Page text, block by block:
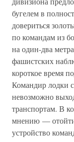
бугелем в
довериться
по командам из
на один-два
фашистских
короткое время
Командир лодки
невозможно
транспортам. В
мнению — отойти
устройство